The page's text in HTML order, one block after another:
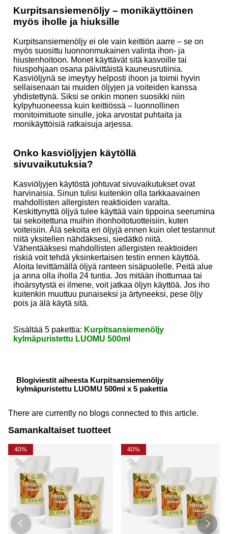
Kurpitsansiemenöljy – monikäyttöinen
myös iholle ja hiuksille
Kurpitsansiemenöljy ei ole vain keittiön aarre – se on
myös suosittu luonnonmukainen valinta ihon- ja
hiustenhoitoon. Monet käyttävät sitä kasvoille tai
hiuspohjaan osana päivittäistä kauneusrutiinia.
Kasviöljynä se imeytyy helposti ihoon ja toimii hyvin
sellaisenaan tai muiden öljyjen ja voiteiden kanssa
yhdistettynä. Siksi se onkin monen suosikki niin
kylpyhuoneessa kuin keittiössä – luonnollinen
monitoimituote sinulle, joka arvostat puhtaita ja
monikäyttöisiä ratkaisuja arjessa.
Onko kasviöljyjen käytöllä
sivuvaikutuksia?
Kasviöljyjen käytöstä johtuvat sivuvaikutukset ovat
harvinaisia. Sinun tulisi kuitenkin olla tarkkaavainen
mahdollisten allergisten reaktioiden varalta.
Keskittynyttä öljyä tulee käyttää vain tippoina seerumina
tai sekoitettuna muihin ihonhoitotuotteisiin, kuten
voiteisiin. Älä sekoita eri öljyjä ennen kuin olet testannut
niitä yksitellen nähdäksesi, siedätkö niitä.
Vähentääksesi mahdollisten allergisten reaktioiden
riskiä voit tehdä yksinkertaisen testin ennen käyttöä.
Aloita levittämällä öljyä ranteen sisäpuolelle. Peitä alue
ja anna olla iholla 24 tuntia. Jos mitään ihottumaa tai
ihoärsytystä ei ilmene, voit jatkaa öljyn käyttöä. Jos iho
kuitenkin muuttuu punaiseksi ja ärtyneeksi, pese öljy
pois ja älä käytä sitä.
Sisältää 5 pakettia: Kurpitsansiemenöljy
kylmäpuristettu LUOMU 500ml
Blogiviestit aiheesta Kurpitsansiemenöljy
kylmäpuristettu LUOMU 500ml x 5 pakettia
There are currently no blogs connected to this article.
Samankaltaiset tuotteet
40% 40%